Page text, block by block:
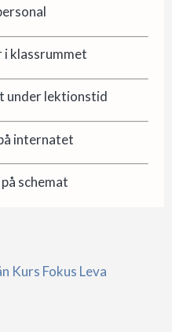
i klassrummet
under lektionstid
internatet
schemat
Kurs Fokus Leva